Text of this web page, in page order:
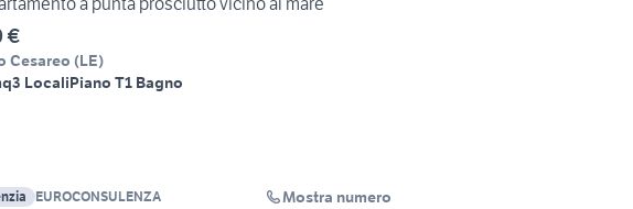
€
Cesareo (LE)
3 LocaliPiano T1 Bagno
EUROCONSULENZA Mostra numero